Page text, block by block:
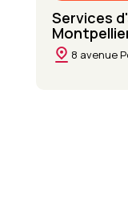
Services
8 avenue